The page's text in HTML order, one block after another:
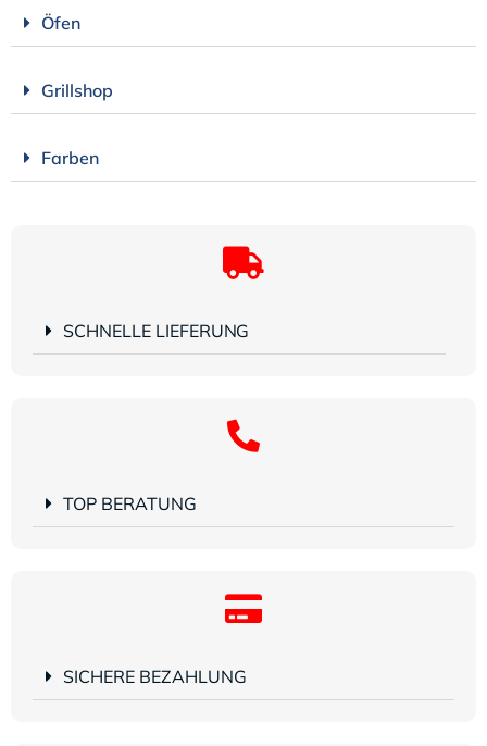
Öfen
Grillshop
Farben
SCHNELLE LIEFERUNG
TOP BERATUNG
SICHERE BEZAHLUNG